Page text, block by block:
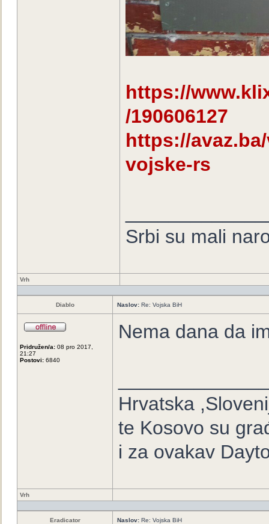
https://
/190606127
https://
vojske-rs
Srbi su mali
Vrh
Diablo Naslov: Re: Vojska BiH
Pridružen/a: 08 pro 2017,
21:27
Postovi: 6840
Nema dana da
Hrvatska
te Kosovo su
i za ovakav
Vrh
Eradicator Naslov: Re: Vojska BiH